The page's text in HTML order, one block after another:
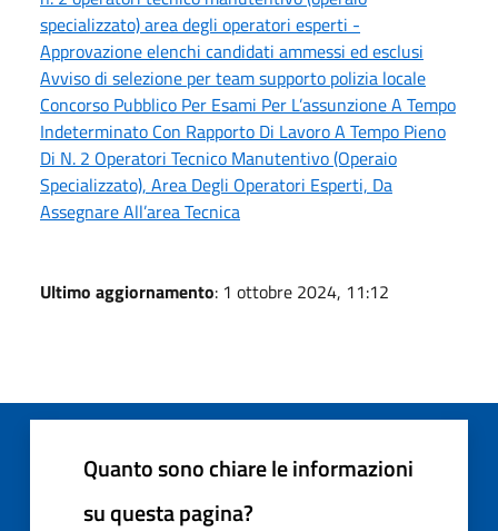
specializzato) area degli operatori esperti -
Approvazione elenchi candidati ammessi ed esclusi
Avviso di selezione per team supporto polizia locale
Concorso Pubblico Per Esami Per L’assunzione A Tempo
Indeterminato Con Rapporto Di Lavoro A Tempo Pieno
Di N. 2 Operatori Tecnico Manutentivo (Operaio
Specializzato), Area Degli Operatori Esperti, Da
Assegnare All’area Tecnica
Ultimo aggiornamento: 1 ottobre 2024, 11:12
Quanto sono chiare le informazioni
su questa pagina?